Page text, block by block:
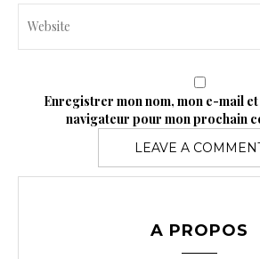
Enregistrer mon nom, mon e-mail et
navigateur pour mon prochain
A PROPOS